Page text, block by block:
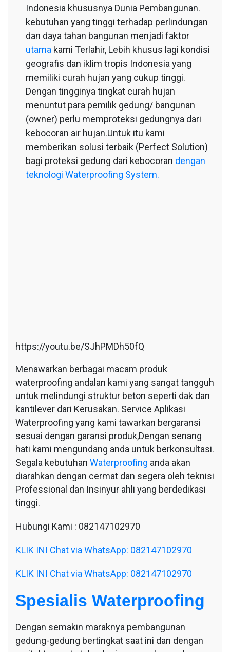
Indonesia khususnya Dunia Pembangunan.
kebutuhan yang tinggi terhadap perlindungan
dan daya tahan bangunan menjadi faktor
utama kami Terlahir, Lebih khusus lagi kondisi
geografis dan iklim tropis Indonesia yang
memiliki curah hujan yang cukup tinggi.
Dengan tingginya tingkat curah hujan
menuntut para pemilik gedung/ bangunan
(owner) perlu memproteksi gedungnya dari
kebocoran air hujan.Untuk itu kami
memberikan solusi terbaik (Perfect Solution)
bagi proteksi gedung dari kebocoran dengan
teknologi Waterproofing System.
https://youtu.be/SJhPMDh50fQ
Menawarkan berbagai macam produk
waterproofing andalan kami yang sangat tangguh
untuk melindungi struktur beton seperti dak dan
kantilever dari Kerusakan. Service Aplikasi
Waterproofing yang kami tawarkan bergaransi
sesuai dengan garansi produk,Dengan senang
hati kami mengundang anda untuk berkonsultasi.
Segala kebutuhan Waterproofing anda akan
diarahkan dengan cermat dan segera oleh teknisi
Professional dan Insinyur ahli yang berdedikasi
tinggi.
Hubungi Kami : 082147102970
KLIK INI Chat via WhatsApp: 082147102970
KLIK INI Chat via WhatsApp: 082147102970
Spesialis Waterproofing
Dengan semakin maraknya pembangunan
gedung-gedung bertingkat saat ini dan dengan